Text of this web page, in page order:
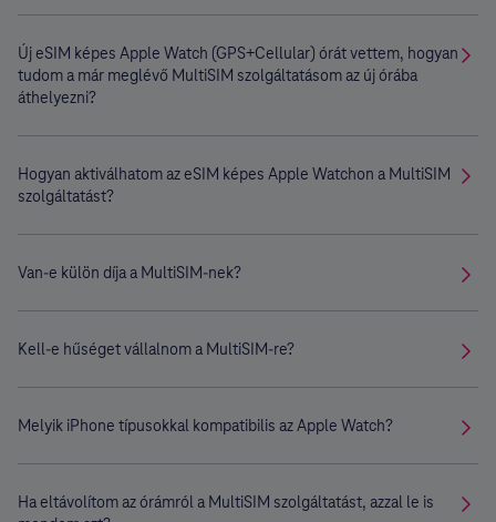
Új eSIM képes Apple Watch (GPS+Cellular) órát vettem, hogyan
tudom a már meglévő MultiSIM szolgáltatásom az új órába
áthelyezni?
Hogyan aktiválhatom az eSIM képes Apple Watchon a MultiSIM
szolgáltatást?
Van-e külön díja a MultiSIM-nek?
Kell-e hűséget vállalnom a MultiSIM-re?
Melyik iPhone típusokkal kompatibilis az Apple Watch?
Ha eltávolítom az órámról a MultiSIM szolgáltatást, azzal le is